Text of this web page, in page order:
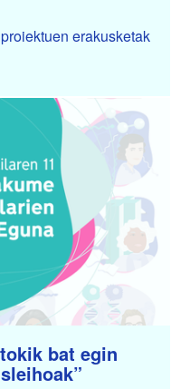
erakusketak
bat egin